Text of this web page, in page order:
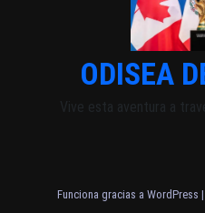
ODISEA
Vive esta aventura a
Funciona gracias a WordPress |